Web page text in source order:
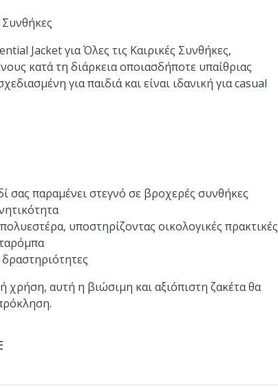
Συνθήκες
Jacket για Όλες τις Καιρικές Συνθήκες,
κατά τη διάρκεια οποιασδήποτε υπαίθριας
για παιδιά και είναι ιδανική για casual
σας παραμένει στεγνό σε βροχερές συνθήκες
υποστηρίζοντας οικολογικές πρακτικές
χρήση, αυτή η βιώσιμη και αξιόπιστη ζακέτα θα